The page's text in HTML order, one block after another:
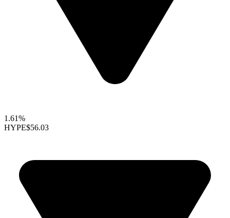
1.61%
HYPE$56.03